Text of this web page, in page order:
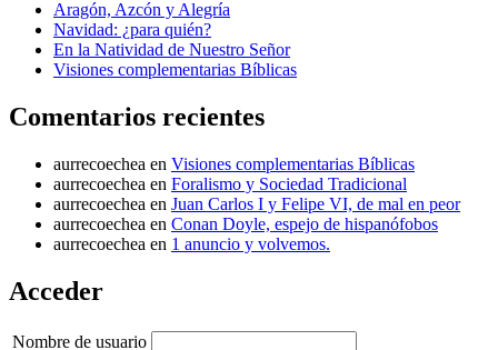
Aragón, Azcón y Alegría
Navidad: ¿para quién?
En la Natividad de Nuestro Señor
Visiones complementarias Bíblicas
Comentarios recientes
aurrecoechea en Visiones complementarias Bíblicas
aurrecoechea en Foralismo y Sociedad Tradicional
aurrecoechea en Juan Carlos I y Felipe VI, de mal en peor
aurrecoechea en Conan Doyle, espejo de hispanófobos
aurrecoechea en 1 anuncio y volvemos.
Acceder
Nombre de usuario